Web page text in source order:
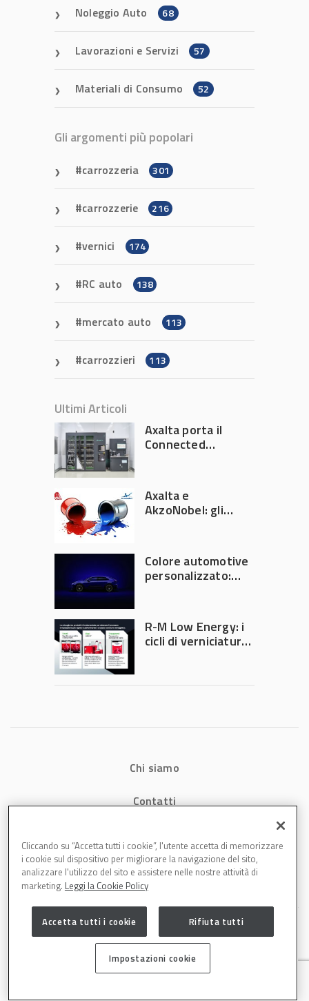
Noleggio Auto 68
Lavorazioni e Servizi 57
Materiali di Consumo 52
Gli argomenti più popolari
carrozzeria 301
carrozzerie 216
vernici 174
RC auto 138
mercato auto 113
carrozzieri 113
Ultimi Articoli
Axalta porta il
Connected
Automechanika
Frankfurt 2026
Axalta e
AkzoNobel: gli
Colore automotive
personalizzato:
diventa ingegneria
di precisione
R-M Low Energy: i
cicli di verniciatura
tempi e costi in
Chi siamo
Contatti
Cookies
Carrozzeria è una testata di DBInformation Spa P.IVA 09293820156 | Centro
Cliccando su “Accetta tutti i cookie”, l'utente accetta di memorizzare
i cookie sul dispositivo per migliorare la navigazione del sito,
analizzare l'utilizzo del sito e assistere nelle nostre attività di
marketing. Leggi la Cookie Policy
Accetta tutti i cookie Rifiuta tutti
Impostazioni cookie